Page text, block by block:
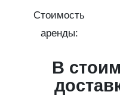
Стоимость
аренды:
В